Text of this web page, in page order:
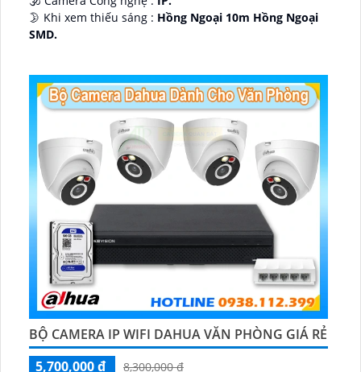
🌛 Khi xem thiếu sáng : Hồng Ngoại 10m Hồng Ngoại
SMD.
BỘ CAMERA IP WIFI DAHUA VĂN PHÒNG GIÁ RẺ
5,700,000 ₫
8,300,000 ₫